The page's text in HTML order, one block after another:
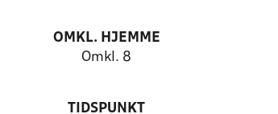
OMKL. HJEMME
Omkl. 8
TIDSPUNKT